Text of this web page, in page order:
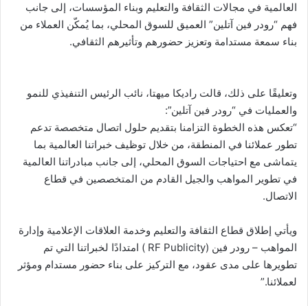
العالمية في مجالات الثقافة والتعليم وبناء المؤسسات، إلى جانب
فهم “رودر فين آتلين” العميق للسوق المحلي، بما يُمكّن العملاء من
بناء سمعة مستدامة وتعزيز حضورهم وتأثيرهم الثقافي.
وتعليقًا على ذلك، قالت راديكا ميهتا، نائب الرئيس التنفيذي للنمو
والعمليات في “رودر فين آتلين”:
“تعكس هذه الخطوة التزامنا بتقديم حلول اتصال متخصصة تدعم
تطور عملائنا في المنطقة، من خلال توظيف خبراتنا العالمية بما
يتماشى مع احتياجات السوق المحلي، إلى جانب مبادراتنا العالمية
في تطوير المواهب والجيل القادم من المتخصصين في قطاع
الاتصال.
ويأتي إطلاق قطاع الثقافة والتعليم وخدمة العلاقات الإعلامية وإدارة
المواهب – رودر فين (RF Publicity ) امتدادًا لخبراتنا التي تم
تطويرها على مدى عقود، مع التركيز على بناء حضور مستدام ومؤثر
لعملائنا.”